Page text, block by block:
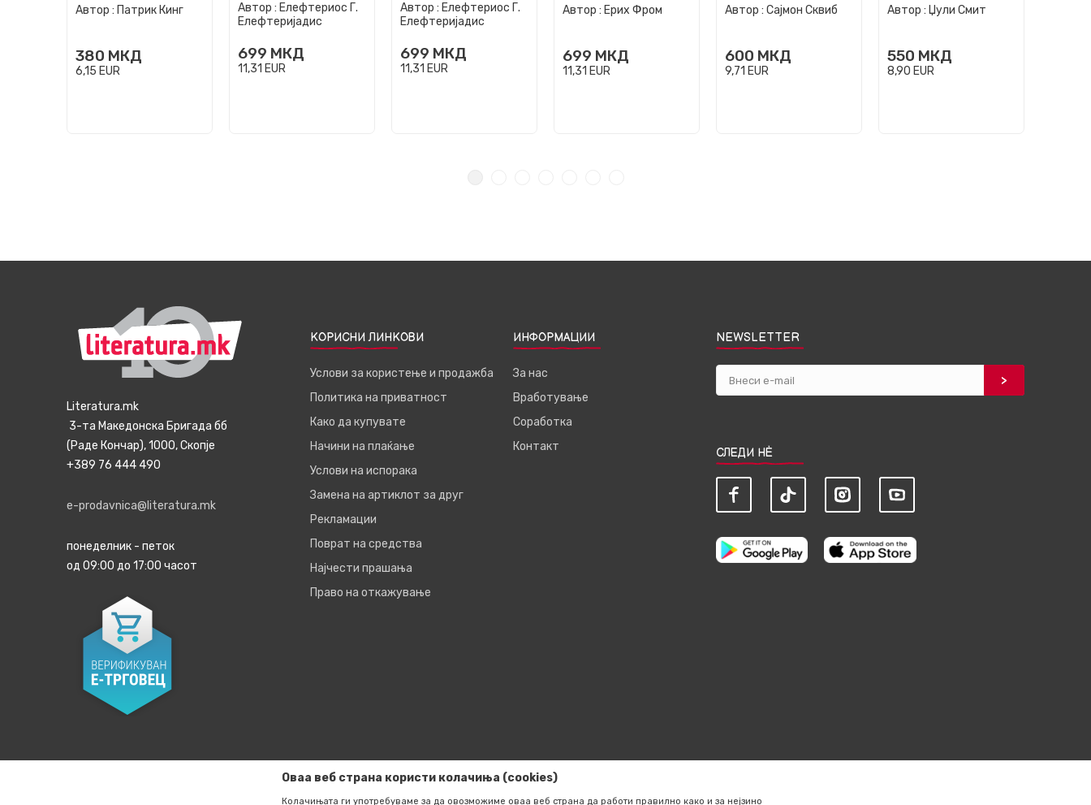
Автор : Патрик Кинг
380 МКД
6,15 EUR
Автор : Елефтериос Г.
Елефтеријадис
699 МКД
11,31 EUR
Автор : Елефтериос Г.
Елефтеријадис
699 МКД
11,31 EUR
Автор : Ерих Фром
699 МКД
11,31 EUR
Автор : Сајмон Сквиб
600 МКД
9,71 EUR
Автор : Џули Смит
550 МКД
8,90 EUR
Literatura.mk
3-та Македонска Бригада бб
(Раде Кончар), 1000, Скопје
+389 76 444 490
e-prodavnica@literatura.mk
понеделник - петок
од 09:00 до 17:00 часот
КОРИСНИ ЛИНКОВИ
Услови за користење и продажба
Политика на приватност
Како да купувате
Начини на плаќање
Услови на испорака
Замена на артиклот за друг
Рекламации
Поврат на средства
Најчести прашања
Право на откажување
ИНФОРМАЦИИ
За нас
Вработување
Соработка
Контакт
NEWSLETTER
СЛЕДИ НЀ
Оваа веб страна користи колачиња (cookies)
Колачињата ги употребуваме за да овозможиме оваа веб страна да работи правилно како и за нејзино